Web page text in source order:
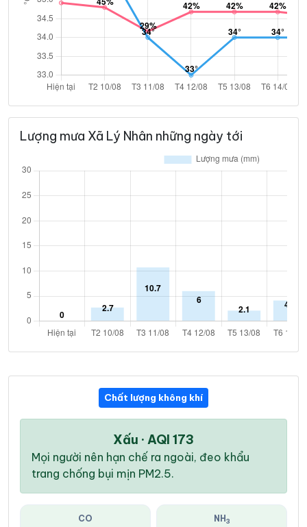
Lượng mưa Xã Lý Nhân những ngày tới
Chất lượng không khí
Xấu · AQI 173
Mọi người nên hạn chế ra ngoài, đeo khẩu
trang chống bụi mịn PM2.5.
CO NH 3